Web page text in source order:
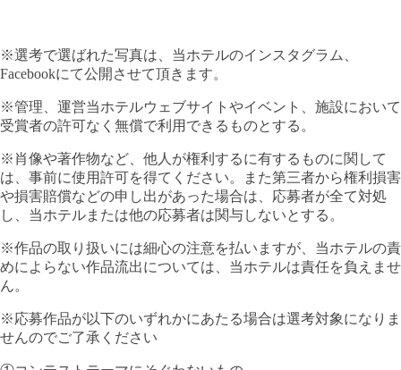
※選考で選ばれた写真は、当ホテルのインスタグラム、
Facebookにて公開させて頂きます。
※管理、運営当ホテルウェブサイトやイベント、施設において
受賞者の許可なく無償で利用できるものとする。
※肖像や著作物など、他人が権利するに有するものに関して
は、事前に使用許可を得てください。また第三者から権利損害
や損害賠償などの申し出があった場合は、応募者が全て対処
し、当ホテルまたは他の応募者は関与しないとする。
※作品の取り扱いには細心の注意を払いますが、当ホテルの責
めによらない作品流出については、当ホテルは責任を負えませ
ん。
※応募作品が以下のいずれかにあたる場合は選考対象になりま
せんのでご了承ください